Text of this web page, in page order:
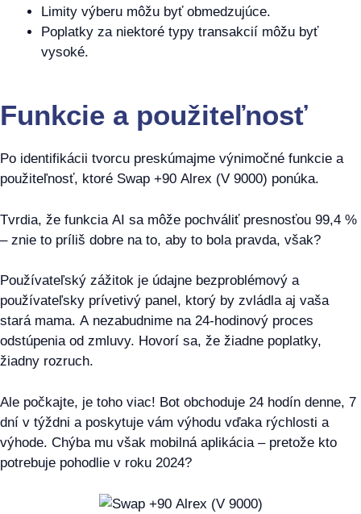
Limity výberu môžu byť obmedzujúce.
Poplatky za niektoré typy transakcií môžu byť
vysoké.
Funkcie a použiteľnosť
Po identifikácii tvorcu preskúmajme výnimočné funkcie a
použiteľnosť, ktoré Swap +90 Alrex (V 9000) ponúka.
Tvrdia, že funkcia AI sa môže pochváliť presnosťou 99,4 %
– znie to príliš dobre na to, aby to bola pravda, však?
Používateľský zážitok je údajne bezproblémový a
používateľsky prívetivý panel, ktorý by zvládla aj vaša
stará mama. A nezabudnime na 24-hodinový proces
odstúpenia od zmluvy. Hovorí sa, že žiadne poplatky,
žiadny rozruch.
Ale počkajte, je toho viac! Bot obchoduje 24 hodín denne, 7
dní v týždni a poskytuje vám výhodu vďaka rýchlosti a
výhode. Chýba mu však mobilná aplikácia – pretože kto
potrebuje pohodlie v roku 2024?